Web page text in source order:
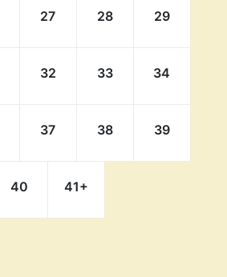
27 28 29
32 33 34
37 38 39
40 41+